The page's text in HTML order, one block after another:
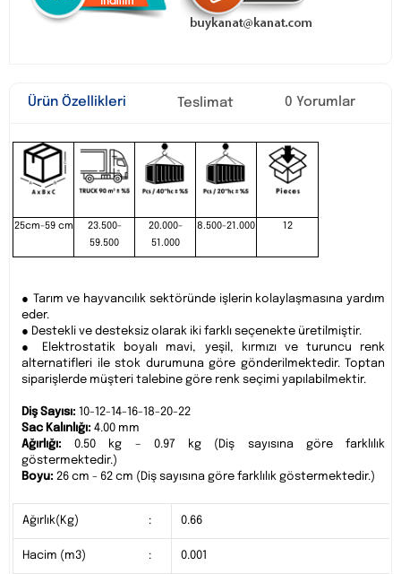
Ürün Özellikleri Teslimat 0 Yorumlar
25cm-59 cm
23.500-
59.500
20.000-
51.000
8.500-21.000 12
● Tarım ve hayvancılık sektöründe işlerin kolaylaşmasına yardım
eder.
● Destekli ve desteksiz olarak iki farklı seçenekte üretilmiştir.
● Elektrostatik boyalı mavi, yeşil, kırmızı ve turuncu renk
alternatifleri ile stok durumuna göre gönderilmektedir. Toptan
siparişlerde müşteri talebine göre renk seçimi yapılabilmektir.
Diş Sayısı: 10-12-14-16-18-20-22
Sac Kalınlığı: 4.00 mm
Ağırlığı: 0.50 kg – 0.97 kg (Diş sayısına göre farklılık
göstermektedir.)
Boyu: 26 cm - 62 cm (Diş sayısına göre farklılık göstermektedir.)
Ağırlık(Kg) : 0.66
Hacim (m3) : 0.001